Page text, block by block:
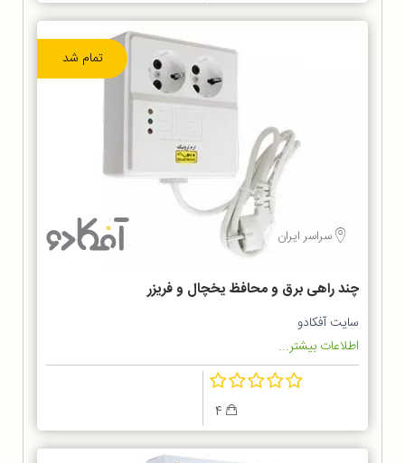
تمام شد
سراسر ایران
چند راهی برق و محافظ یخچال و فریزر
سایت آفکادو
اطلاعات بیشتر...